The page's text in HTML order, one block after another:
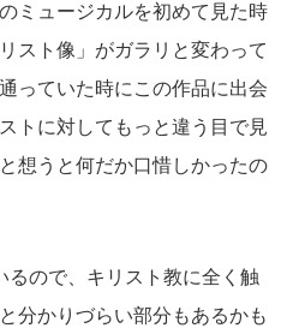
ミュージカルを初めて見た時
スト像」がガラリと変わって
っていた時にこの作品に出会
トに対してもっと違う目で見
想うと何だか口惜しかったの
るので、キリスト教に全く触
分かりづらい部分もあるかも